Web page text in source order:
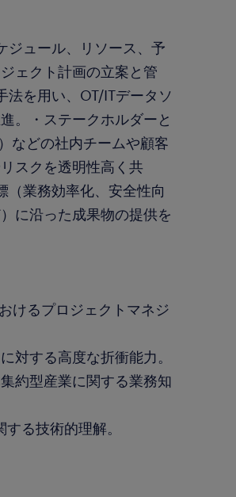
ジュール、リソース、予
ェクト計画の立案と管
法を用い、OT/ITデータソ
。・ステークホルダーと
などの社内チームや顧客
スクを透明性高く共
（業務効率化、安全性向
に沿った成果物の提供を
けるプロジェクトマネジ
対する高度な折衝能力。
約型産業に関する業務知
る技術的理解。